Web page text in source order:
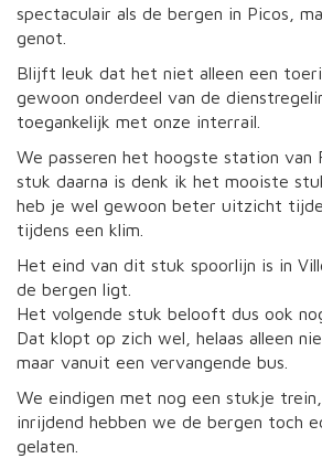
spectaculair als de bergen in Picos,
genot.
Blijft leuk dat het niet alleen een
gewoon onderdeel van de
toegankelijk met onze interrail.
We passeren het hoogste station van
stuk daarna is denk ik het mooiste
heb je wel gewoon beter uitzicht
tijdens een klim.
Het eind van dit stuk spoorlijn is in
de bergen ligt.
Het volgende stuk belooft dus ook
Dat klopt op zich wel, helaas alleen
maar vanuit een vervangende bus.
We eindigen met nog een stukje
inrijdend hebben we de bergen toch
gelaten.